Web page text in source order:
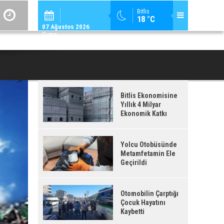
Bitlis
18 °C
07 Ağustos 2026
Cuma
ADİLCEVAZ /
ADILCEVAZ'DA KUDUZ VAKASI TESPIT EDILEN KÖY, KARANTINAYA
Bitlis Ekonomisine
Yıllık 4 Milyar
Ekonomik Katkı
Yolcu Otobüsünde
Metamfetamin Ele
Geçirildi
Otomobilin Çarptığı
Çocuk Hayatını
Kaybetti